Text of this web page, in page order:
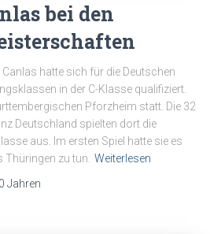
bei den
hatte sich für die Deutschen
in der C-Klasse qualifiziert.
Pforzheim statt. Die 32
Deutschland spielten dort die
aus. Im ersten Spiel hatte sie es
Thüringen zu tun. Weiterlesen
Jahren